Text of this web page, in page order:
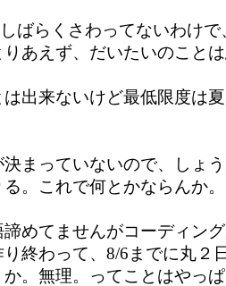
ばらくさわってないわけで
あえず、だいたいのこと
出来ないけど最低限度は
まっていないので、しょ
。これで何とかならんか
めてませんがコーディン
終わって、8/6までに丸２
。無理。ってことはやっ